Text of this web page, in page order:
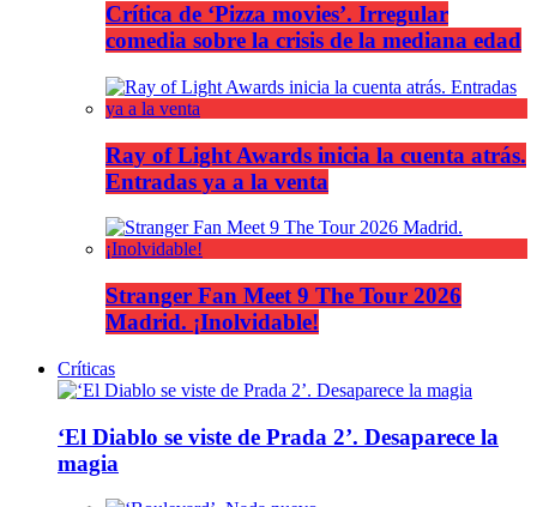
Crítica de ‘Pizza movies’. Irregular
comedia sobre la crisis de la mediana edad
Ray of Light Awards inicia la cuenta atrás.
Entradas ya a la venta
Stranger Fan Meet 9 The Tour 2026
Madrid. ¡Inolvidable!
Críticas
‘El Diablo se viste de Prada 2’. Desaparece la
magia